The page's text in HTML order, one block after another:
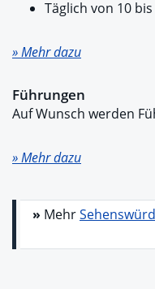
Täglich von 10
» Mehr dazu
Führungen
Auf Wunsch werden
» Mehr dazu
» Mehr